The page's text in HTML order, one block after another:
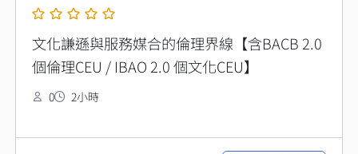
文化謙遜與服務媒合的倫理界線【含BACB 2.0
個倫理CEU / IBAO 2.0 個文化CEU】
0 2小時